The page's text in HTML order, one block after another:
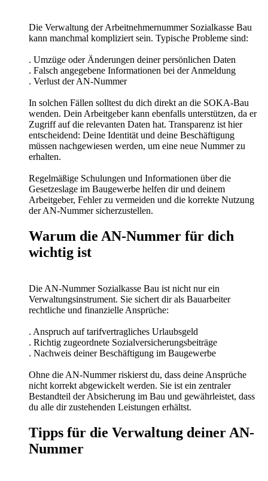
Die Verwaltung der Arbeitnehmernummer Sozialkasse Bau
kann manchmal kompliziert sein. Typische Probleme sind:
. Umzüge oder Änderungen deiner persönlichen Daten
. Falsch angegebene Informationen bei der Anmeldung
. Verlust der AN-Nummer
In solchen Fällen solltest du dich direkt an die SOKA-Bau
wenden. Dein Arbeitgeber kann ebenfalls unterstützen, da er
Zugriff auf die relevanten Daten hat. Transparenz ist hier
entscheidend: Deine Identität und deine Beschäftigung
müssen nachgewiesen werden, um eine neue Nummer zu
erhalten.
Regelmäßige Schulungen und Informationen über die
Gesetzeslage im Baugewerbe helfen dir und deinem
Arbeitgeber, Fehler zu vermeiden und die korrekte Nutzung
der AN-Nummer sicherzustellen.
Warum die AN-Nummer für dich
wichtig ist
Die AN-Nummer Sozialkasse Bau ist nicht nur ein
Verwaltungsinstrument. Sie sichert dir als Bauarbeiter
rechtliche und finanzielle Ansprüche:
. Anspruch auf tarifvertragliches Urlaubsgeld
. Richtig zugeordnete Sozialversicherungsbeiträge
. Nachweis deiner Beschäftigung im Baugewerbe
Ohne die AN-Nummer riskierst du, dass deine Ansprüche
nicht korrekt abgewickelt werden. Sie ist ein zentraler
Bestandteil der Absicherung im Bau und gewährleistet, dass
du alle dir zustehenden Leistungen erhältst.
Tipps für die Verwaltung deiner AN-
Nummer